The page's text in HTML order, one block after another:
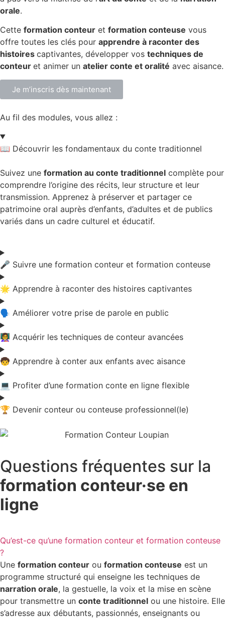
orale.
Cette formation conteur et formation conteuse vous
offre toutes les clés pour apprendre à raconter des
histoires captivantes, développer vos techniques de
conteur et animer un atelier conte et oralité avec aisance.
Je m’inscris dès maintenant
Au fil des modules, vous allez :
📖 Découvrir les fondamentaux du conte traditionnel
Suivez une formation au conte traditionnel complète pour
comprendre l’origine des récits, leur structure et leur
transmission. Apprenez à préserver et partager ce
patrimoine oral auprès d’enfants, d’adultes et de publics
variés dans un cadre culturel et éducatif.
🎤 Suivre une formation conteur et formation conteuse
🌟 Apprendre à raconter des histoires captivantes
🗣️ Améliorer votre prise de parole en public
👩‍🏫 Acquérir les techniques de conteur avancées
🧒 Apprendre à conter aux enfants avec aisance
💻 Profiter d’une formation conte en ligne flexible
🏆 Devenir conteur ou conteuse professionnel(le)
Questions fréquentes sur la
formation conteur·se en
ligne
Qu’est-ce qu’une formation conteur et formation conteuse
?
Une formation conteur ou formation conteuse est un
programme structuré qui enseigne les techniques de
narration orale, la gestuelle, la voix et la mise en scène
pour transmettre un conte traditionnel ou une histoire. Elle
s’adresse aux débutants, passionnés, enseignants ou